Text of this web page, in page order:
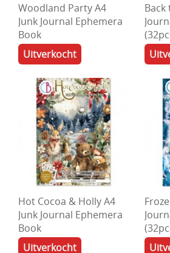
Woodland Party A4
Junk Journal Ephemera
Book
Uitverkocht
Back
Hot Cocoa & Holly A4
Junk Journal Ephemera
Book
Uitverkocht